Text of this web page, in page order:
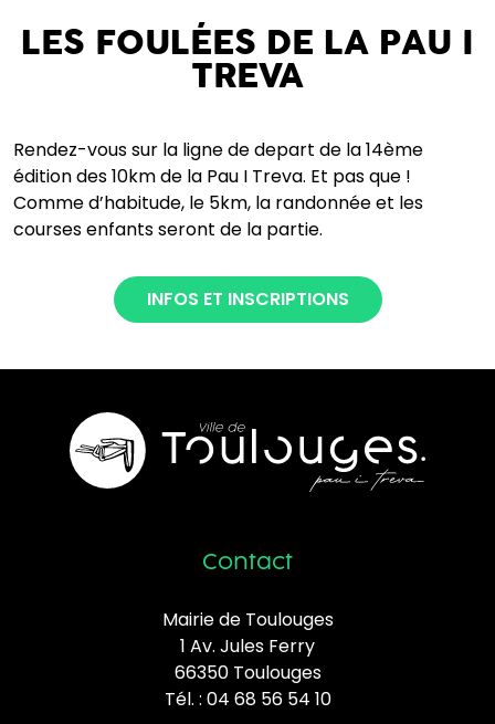
LES FOULÉES DE LA PAU I
TREVA
Rendez-vous sur la ligne de depart de la 14ème
édition des 10km de la Pau I Treva. Et pas que !
Comme d’habitude, le 5km, la randonnée et les
courses enfants seront de la partie.
INFOS ET INSCRIPTIONS
Contact
Mairie de Toulouges
1 Av. Jules Ferry
66350 Toulouges
Tél. : 04 68 56 54 10